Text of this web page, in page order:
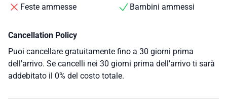
Feste ammesse Bambini ammessi
Cancellation Policy
Puoi cancellare gratuitamente fino a 30 giorni prima
dell'arrivo. Se cancelli nei 30 giorni prima dell'arrivo ti sarà
addebitato il 0% del costo totale.